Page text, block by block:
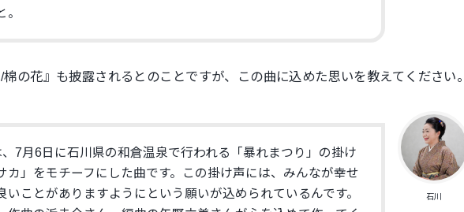
の花』も披露されるとのことですが、 この曲に込めた思いを教えてください。
石川
7月6日に石川県の和倉温泉で行われる「暴れまつり」の掛け
カ」 をモチーフにした曲です。この掛け声には、 みんなが幸せ
いことがありますようにという願いが込められているんです。